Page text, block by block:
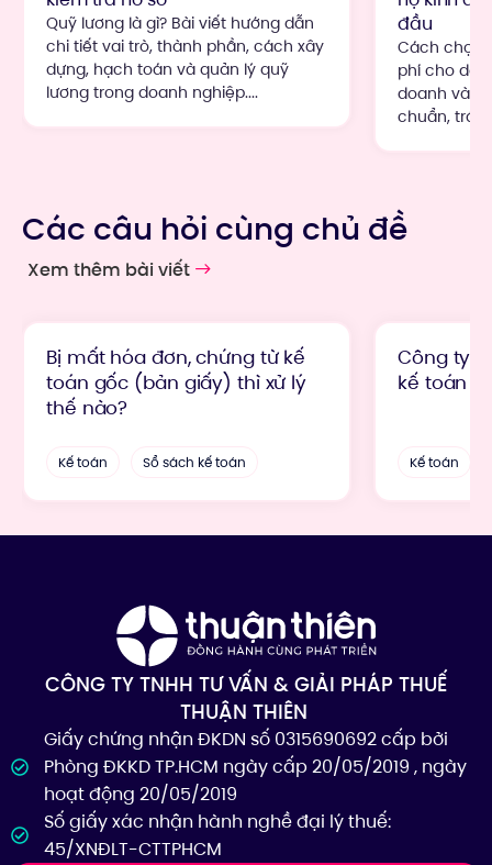
Quỹ lương là gì? Bài viết hướng dẫn
chi tiết vai trò, thành phần, cách xây
dựng, hạch toán và quản lý quỹ
lương trong doanh nghiệp....
đầu
Cách chọn
phí cho
doanh và
chuẩn,
Các câu hỏi cùng chủ đề
Xem thêm bài viết
Bị mất hóa đơn, chứng từ kế
toán gốc (bản giấy) thì xử lý
thế nào?
Kế toán Sổ sách kế toán
Công ty
kế toán
Kế toán
CÔNG TY TNHH TƯ VẤN & GIẢI PHÁP THUẾ
THUẬN THIÊN
Giấy chứng nhận ĐKDN số 0315690692 cấp bởi
Phòng ĐKKD TP.HCM ngày cấp 20/05/2019 , ngày
hoạt động 20/05/2019
Số giấy xác nhận hành nghề đại lý thuế:
45/XNĐLT-CTTPHCM